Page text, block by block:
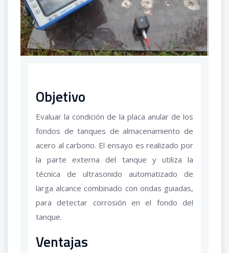
Objetivo
Evaluar la condición de la placa anular de los
fondos de tanques de almacenamiento de
acero al carbono. El ensayo es realizado por
la parte externa del tanque y utiliza la
técnica de ultrasonido automatizado de
larga alcance combinado con ondas guiadas,
para detectar corrosión en el fondo del
tanque.
Ventajas